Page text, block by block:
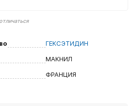
ГЕКСЭТИДИН
МАКНИЛ
ФРАНЦИЯ